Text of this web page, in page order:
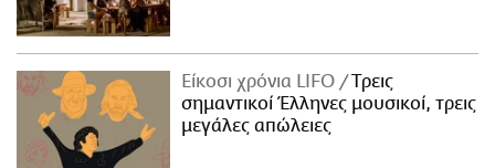
Είκοσι χρόνια LIFO
Tρεις
σημαντικοί Έλληνες μουσικοί, τρεις
μεγάλες απώλειες